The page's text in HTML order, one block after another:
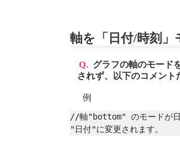
軸を「日付/時刻
Q. グラフの軸のモード
されず、以下のコメント
例
//軸"bottom" のモードが日
"日付"に変更されます。